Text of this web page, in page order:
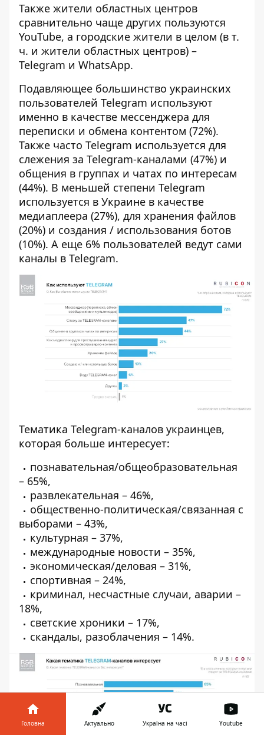
Также жители областных центров
сравнительно чаще других пользуются
YouTube, а городские жители в целом (в т.
ч. и жители областных центров) –
Telegram и WhatsApp.
Подавляющее большинство украинских
пользователей Telegram используют
именно в качестве мессенджера для
переписки и обмена контентом (72%).
Также часто Telegram используется для
слежения за Telegram-каналами (47%) и
общения в группах и чатах по интересам
(44%). В меньшей степени Telegram
используется в Украине в качестве
медиаплеера (27%), для хранения файлов
(20%) и создания / использования ботов
(10%). А еще 6% пользователей ведут сами
каналы в Telegram.
Тематика Telegram-каналов украинцев,
которая больше интересует:
познавательная/общеобразовательная
– 65%,
развлекательная – 46%,
общественно-политическая/связанная с
выборами – 43%,
культурная – 37%,
международные новости – 35%,
экономическая/деловая – 31%,
спортивная – 24%,
криминал, несчастные случаи, аварии –
18%,
светские хроники – 17%,
скандалы, разоблачения – 14%.
Головна Актуально Україна на часі Youtube